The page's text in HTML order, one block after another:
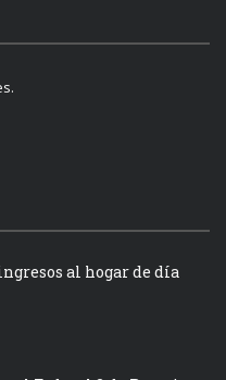
al hogar de día